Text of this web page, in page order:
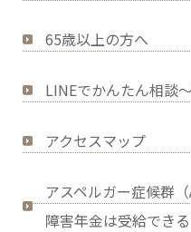
65歳以上の方へ
LINEでかんたん相談
アクセスマップ
アスペルガー症候群
障害年金は受給できる